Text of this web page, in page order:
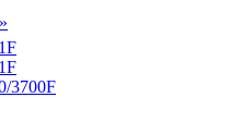
3700F